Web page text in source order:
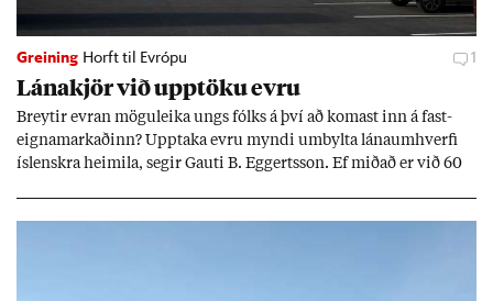
Greining Horft til Evrópu 1
Lána­kjör við upp­töku evru
Breyt­ir evr­an mögu­leika ungs fólks á því að kom­ast inn á fast­
eigna­mark­að­inn? Upp­taka evru myndi um­bylta lánaum­hverfi
ís­lenskra heim­ila, seg­ir Gauti B. Eggerts­son. Ef mið­að er við 60